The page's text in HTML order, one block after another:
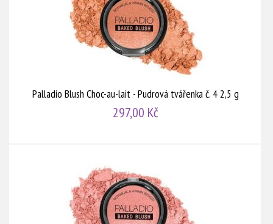
Palladio Blush Choc-au-lait - Pudrová tvářenka č. 4 2,5 g
297,00 Kč